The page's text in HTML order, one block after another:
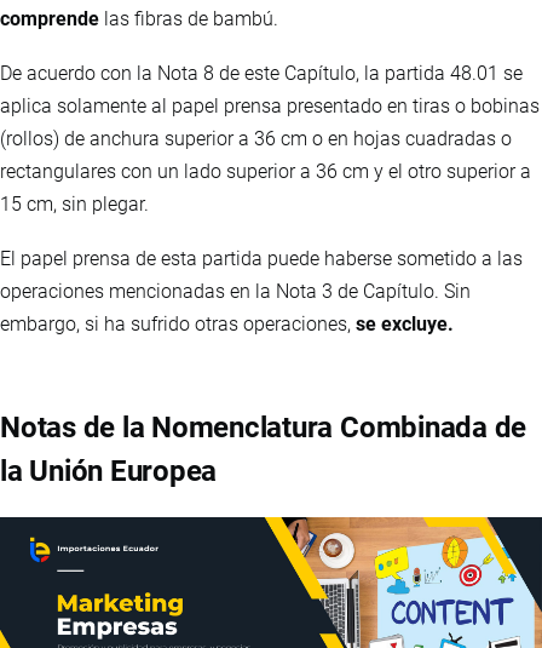
comprende las fibras de bambú.
De acuerdo con la Nota 8 de este Capítulo, la partida 48.01 se
aplica solamente al papel prensa presentado en tiras o bobinas
(rollos) de anchura superior a 36 cm o en hojas cuadradas o
rectangulares con un lado superior a 36 cm y el otro superior a
15 cm, sin plegar.
El papel prensa de esta partida puede haberse sometido a las
operaciones mencionadas en la Nota 3 de Capítulo. Sin
embargo, si ha sufrido otras operaciones, se excluye.
Notas de la Nomenclatura Combinada de
la Unión Europea